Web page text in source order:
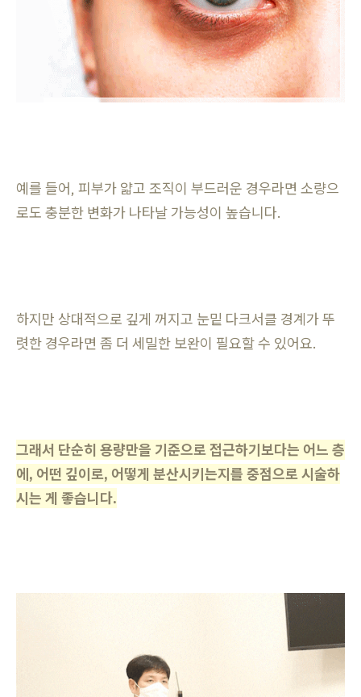
예를 들어, 피부가 얇고 조직이 부드러운 경우라면 소량으
로도 충분한 변화가 나타날 가능성이 높습니다.
하지만 상대적으로 깊게 꺼지고 눈밑 다크서클 경계가 뚜
렷한 경우라면 좀 더 세밀한 보완이 필요할 수 있어요.
그래서 단순히 용량만을 기준으로 접근하기보다는 어느 층
에, 어떤 깊이로, 어떻게 분산시키는지를 중점으로 시술하
시는 게 좋습니다.